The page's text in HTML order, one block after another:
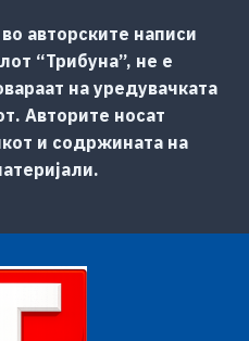
авторските написи
“Трибуна”, не е
на уредувачката
Авторите носат
и содржината на